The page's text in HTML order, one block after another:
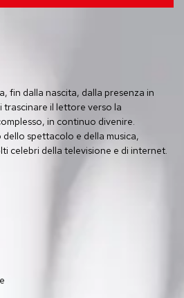
fin dalla nascita, dalla presenza in
il lettore verso la
in continuo divenire.
spettacolo e della musica,
celebri della televisione e di internet.